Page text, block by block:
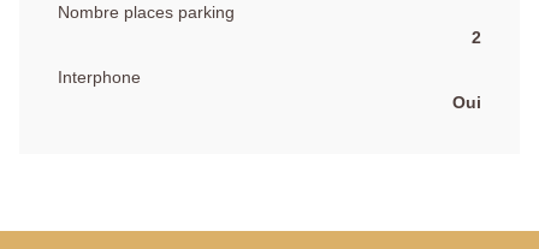
Nombre places parking
2
Interphone
Oui